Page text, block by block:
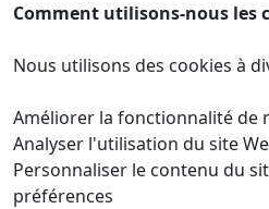
Comment utilisons-nous les
Nous utilisons des cookies à
Améliorer la fonctionnalité de
Analyser l'utilisation du site
Personnaliser le contenu du
préférences